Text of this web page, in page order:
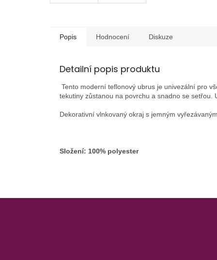
Popis Hodnocení Diskuze
Detailní popis produktu
Tento moderní teflonový ubrus je univezální pro
tekutiny zůstanou na povrchu a snadno se setřou.
Dekorativní vlnkovaný okraj s jemným
Složení: 100% polyester